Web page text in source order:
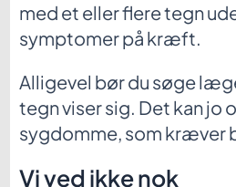
med et eller flere tegn
symptomer på kræft.
Alligevel bør du søge
tegn viser sig. Det kan jo
sygdomme, som kræver
Vi ved ikke nok